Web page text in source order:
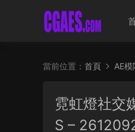
當前位置： 首頁 AE模
霓虹燈社交
S –